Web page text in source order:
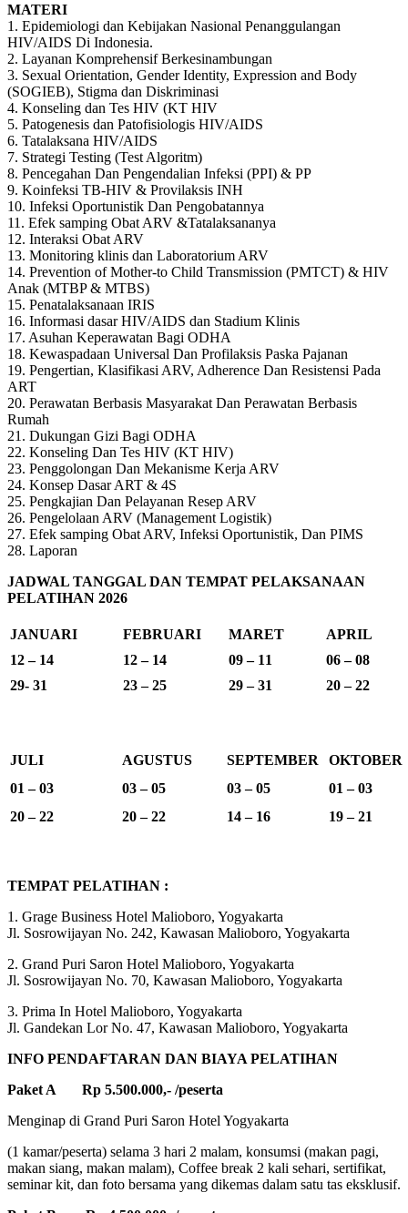
MATERI
1. Epidemiologi dan Kebijakan Nasional Penanggulangan
HIV/AIDS Di Indonesia.
2. Layanan Komprehensif Berkesinambungan
3. Sexual Orientation, Gender Identity, Expression and Body
(SOGIEB), Stigma dan Diskriminasi
4. Konseling dan Tes HIV (KT HIV
5. Patogenesis dan Patofisiologis HIV/AIDS
6. Tatalaksana HIV/AIDS
7. Strategi Testing (Test Algoritm)
8. Pencegahan Dan Pengendalian Infeksi (PPI) & PP
9. Koinfeksi TB-HIV & Provilaksis INH
10. Infeksi Oportunistik Dan Pengobatannya
11. Efek samping Obat ARV &Tatalaksananya
12. Interaksi Obat ARV
13. Monitoring klinis dan Laboratorium ARV
14. Prevention of Mother-to Child Transmission (PMTCT) & HIV
Anak (MTBP & MTBS)
15. Penatalaksanaan IRIS
16. Informasi dasar HIV/AIDS dan Stadium Klinis
17. Asuhan Keperawatan Bagi ODHA
18. Kewaspadaan Universal Dan Profilaksis Paska Pajanan
19. Pengertian, Klasifikasi ARV, Adherence Dan Resistensi Pada
ART
20. Perawatan Berbasis Masyarakat Dan Perawatan Berbasis
Rumah
21. Dukungan Gizi Bagi ODHA
22. Konseling Dan Tes HIV (KT HIV)
23. Penggolongan Dan Mekanisme Kerja ARV
24. Konsep Dasar ART & 4S
25. Pengkajian Dan Pelayanan Resep ARV
26. Pengelolaan ARV (Management Logistik)
27. Efek samping Obat ARV, Infeksi Oportunistik, Dan PIMS
28. Laporan
JADWAL TANGGAL DAN TEMPAT PELAKSANAAN
PELATIHAN 2026
JANUARI FEBRUARI MARET
APRIL
12 – 14
12 – 14 09 – 11
06 – 08
29- 31
23 – 25 29 – 31 20 – 22
JULI AGUSTUS SEPTEMBER
OKTOBER
01 – 03
03 – 05 03 – 05
01 – 03
20 – 22
20 – 22 14 – 16 19 – 21
TEMPAT PELATIHAN :
1. Grage Business Hotel Malioboro, Yogyakarta
Jl. Sosrowijayan No. 242, Kawasan Malioboro, Yogyakarta
2. Grand Puri Saron Hotel Malioboro, Yogyakarta
Jl. Sosrowijayan No. 70, Kawasan Malioboro, Yogyakarta
3. Prima In Hotel Malioboro, Yogyakarta
Jl. Gandekan Lor No. 47, Kawasan Malioboro, Yogyakarta
INFO PENDAFTARAN DAN BIAYA PELATIHAN
Paket A Rp 5.500.000,- /peserta
Menginap di Grand Puri Saron Hotel Yogyakarta
(1 kamar/peserta) selama 3 hari 2 malam, konsumsi (makan pagi,
makan siang, makan malam), Coffee break 2 kali sehari, sertifikat,
seminar kit, dan foto bersama yang dikemas dalam satu tas eksklusif.